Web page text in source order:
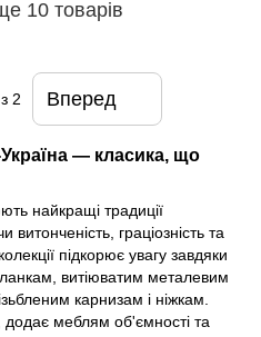
10 товарів
2 Вперед
— класика, що
найкращі традиції
граціозність та
підкорює увагу завдяки
витіюватим металевим
карнизам і ніжкам.
меблям об'ємності та